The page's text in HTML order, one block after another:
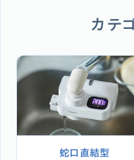
カテ
蛇口直結型